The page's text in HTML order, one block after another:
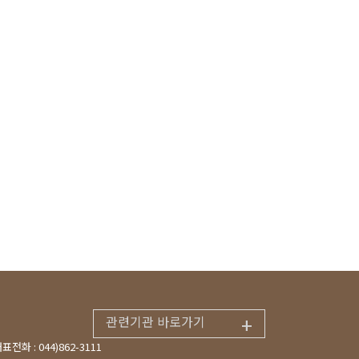
표전화 : 044)862-3111
관련기관 바로가기 +